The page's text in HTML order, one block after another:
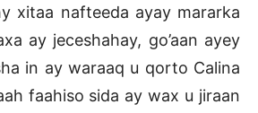
xitaa nafteeda ayay mararka
ay jeceshahay, go’aan ayey
in ay waraaq u qorto Calina
faahiso sida ay wax u jiraan